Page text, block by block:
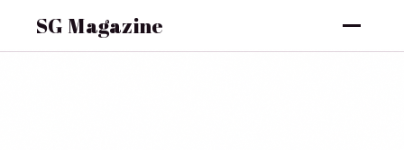
SG Magazine